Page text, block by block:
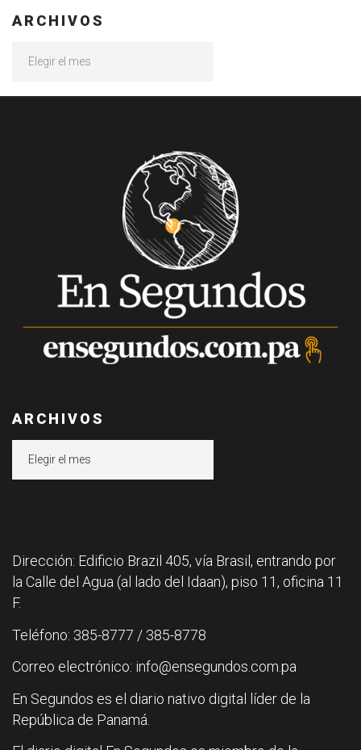
ARCHIVOS
ARCHIVOS
Dirección: Edificio Brazil 405, vía Brasil, entrando por
la Calle del Agua (al lado del Idaan), piso 11, oficina 11
F.
Teléfono: 385-8777 / 385-8778
Correo electrónico: info@ensegundos.com.pa
En Segundos es el diario nativo digital líder de la
República de Panamá.